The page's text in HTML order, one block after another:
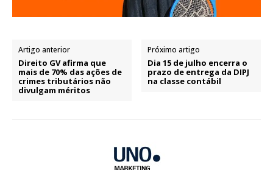
Artigo anterior
Direito GV afirma que
mais de 70% das ações de
crimes tributários não
divulgam méritos
Próximo artigo
Dia 15 de julho encerra o
prazo de entrega da DIPJ
na classe contábil